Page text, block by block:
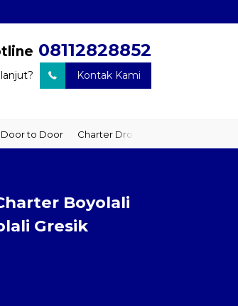
08112828852
Kontak Kami
to Door Charter Drop Off
Boyolali
Gresik